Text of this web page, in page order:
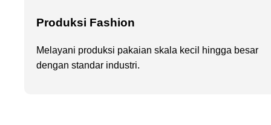
Produksi Fashion
Melayani produksi pakaian skala kecil hingga besar
dengan standar industri.